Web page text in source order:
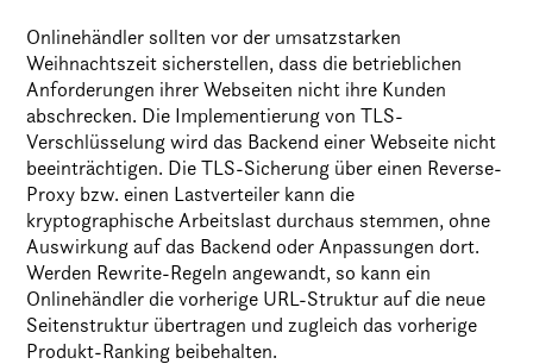
Onlinehändler sollten vor der umsatzstarken
Weihnachtszeit sicherstellen, dass die betrieblichen
Anforderungen ihrer Webseiten nicht ihre Kunden
abschrecken. Die Implementierung von TLS-
Verschlüsselung wird das Backend einer Webseite nicht
beeinträchtigen. Die TLS-Sicherung über einen Reverse-
Proxy bzw. einen Lastverteiler kann die
kryptographische Arbeitslast durchaus stemmen, ohne
Auswirkung auf das Backend oder Anpassungen dort.
Werden Rewrite-Regeln angewandt, so kann ein
Onlinehändler die vorherige URL-Struktur auf die neue
Seitenstruktur übertragen und zugleich das vorherige
Produkt-Ranking beibehalten.